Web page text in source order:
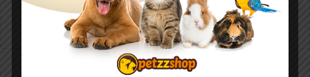
Konserve